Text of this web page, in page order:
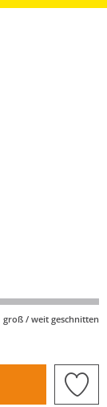
groß / weit geschnitten